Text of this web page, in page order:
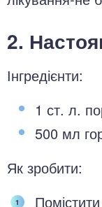
2.
Інгредієнти:
1 ст. л.
500 мл
Як зробити: